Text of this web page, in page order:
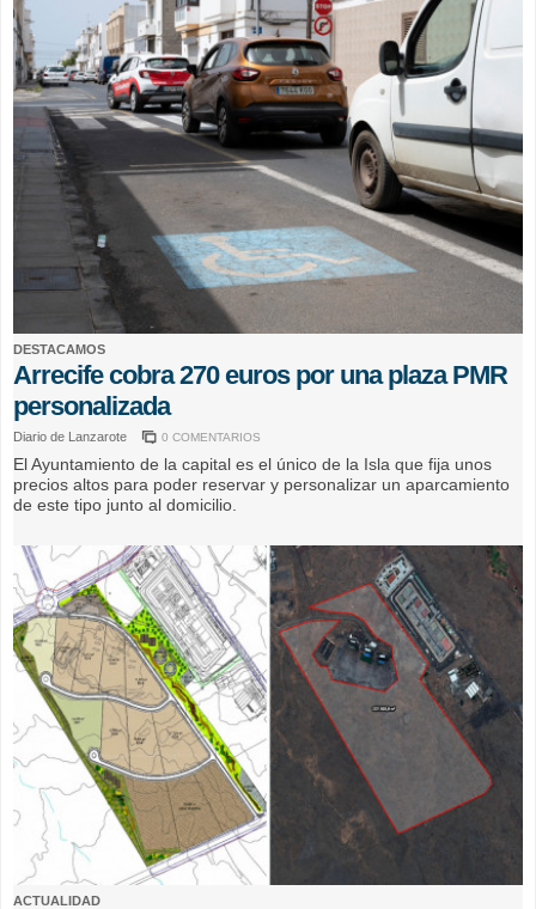
DESTACAMOS
Arrecife cobra 270 euros por una plaza PMR
personalizada
Diario de Lanzarote 0 COMENTARIOS
El Ayuntamiento de la capital es el único de la Isla que fija unos
precios altos para poder reservar y personalizar un aparcamiento
de este tipo junto al domicilio.
ACTUALIDAD